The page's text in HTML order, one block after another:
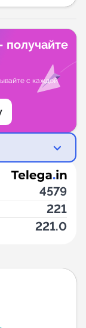
получайте
с каждой
4579
221
221.0